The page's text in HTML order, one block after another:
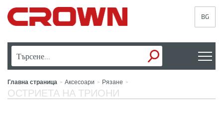
BG
Главна страница > Аксесоари > Рязане >
ОСТРИЕТА НА ТРИОНИ